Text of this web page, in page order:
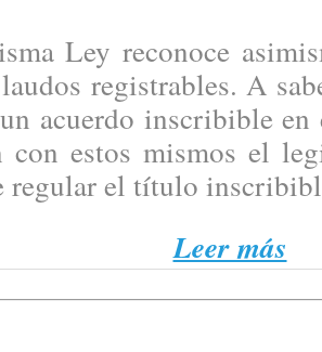
Ley reconoce
registrables. A
acuerdo inscribible
con estos mismos el
regular el título
Leer más